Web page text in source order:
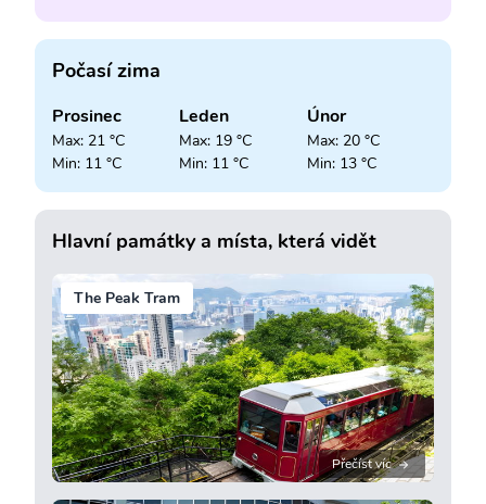
Počasí zima
Prosinec
Max: 21 °C
Min: 11 °C
Leden
Max: 19 °C
Min: 11 °C
Únor
Max: 20 °C
Min: 13 °C
Hlavní památky a místa, která vidět
The Peak Tram
Přečíst víc